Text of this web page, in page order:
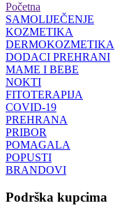
Početna
SAMOLIJEČENJE
KOZMETIKA
DERMOKOZMETIKA
DODACI PREHRANI
MAME I BEBE
NOKTI
FITOTERAPIJA
COVID-19
PREHRANA
PRIBOR
POMAGALA
POPUSTI
BRANDOVI
Podrška kupcima